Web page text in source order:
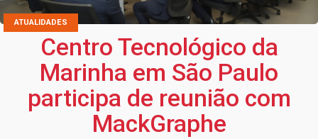
ATUALIDADES
Centro Tecnológico da
Marinha em São Paulo
participa de reunião com
MackGraphe